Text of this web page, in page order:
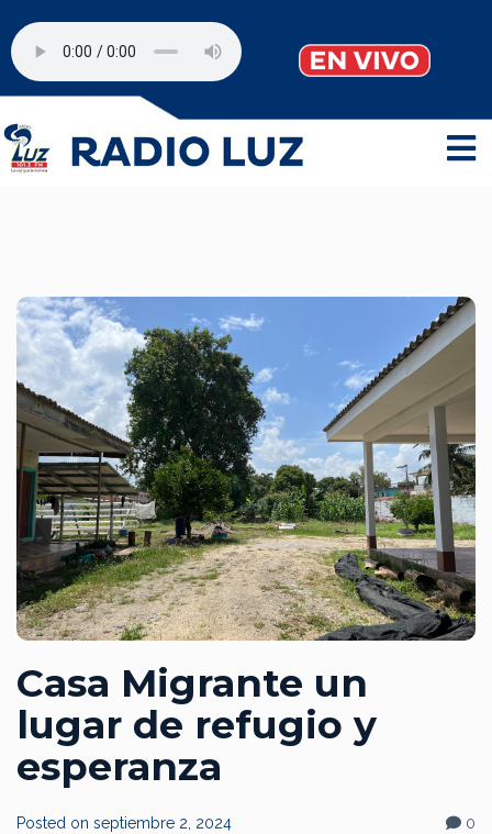
Casa Migrante un
lugar de refugio y
esperanza
Posted on septiembre 2, 2024 0